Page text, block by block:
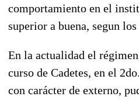
comportamiento en el
superior a buena, segun
En la actualidad el
curso de Cadetes, en el
con carácter de externo,